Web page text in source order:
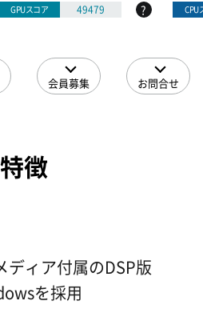
GPUスコア 49479 ? CPU
会員募集 お問合せ
特徴
ディア付属のDSP版
を採用